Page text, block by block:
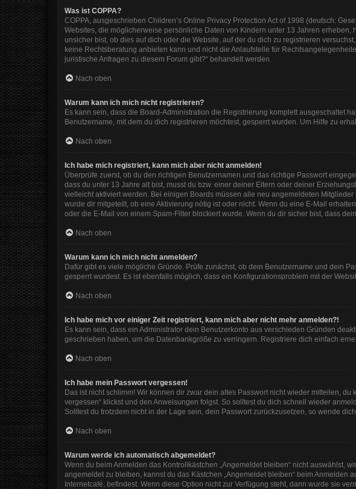
Was ist COPPA?
COPPA, ausgeschrieben Children’s Online Privacy Protection Act of 1998 (deutsch:
Websites, die möglicherweise persönliche Daten von Kindern unter 13 Jahren
unsicher bist, ob dies auf dich oder die Website, auf der du dich zu registrieren
keine Rechtsberatung anbieten kann und nicht die Anlaufstelle für
juristische Anfragen zu diesem Forum gibt?“ behandelt werden.
Nach oben
Warum kann ich mich nicht registrieren?
Es kann sein, dass die Board-Administration die Registrierung komplett ausgeschaltet
Benutzername, mit dem du dich registrieren möchtest, gesperrt wurden. Um Hilfe zu
Nach oben
Ich habe mich registriert, kann mich aber nicht anmelden!
Überprüfe zuerst, ob du den richtigen Benutzernamen und das richtige Passwort
dass du unter 13 Jahre alt bist, musst du bzw. einer deiner Eltern oder deiner
vielleicht aktiviert werden. Bei einigen Boards müssen alle neu angemeldeten
wurde dir mitgeteilt, ob eine Aktivierung nötig ist oder nicht. Wenn du eine E-Mail
oder die E-Mail von einem Spam-Filter blockiert wurde. Wenn du dir sicher bist, dass
Nach oben
Warum kann ich mich nicht anmelden?
Dafür gibt es viele mögliche Gründe. Prüfe zunächst, ob dein Benutzername und dein
gesperrt wurdest. Es ist ebenfalls möglich, dass ein Konfigurationsproblem mit der
Nach oben
Ich habe mich vor einiger Zeit registriert, kann mich aber nicht mehr anmelden?!
Es kann sein, dass ein Administrator dein Benutzerkonto aus verschieden Gründen
geschrieben haben, um die Datenbankgröße zu verringern. Registriere dich einfach
Nach oben
Ich habe mein Passwort vergessen!
Das ist nicht schlimm! Wir können dir zwar dein altes Passwort nicht wieder mitteilen,
vergessen“ klickst und den Anweisungen folgst. So solltest du dich schnell wieder
Solltest du trotzdem nicht in der Lage sein, dein Passwort zurückzusetzen, so wende
Nach oben
Warum werde ich automatisch abgemeldet?
Wenn du beim Anmelden das Kontrollkästchen „Angemeldet bleiben“ nicht auswählst,
angemeldet zu bleiben, kannst du das Kästchen „Angemeldet bleiben“ beim
Internetcafé, befindest. Wenn diese Option nicht zur Verfügung steht, dann wurde sie